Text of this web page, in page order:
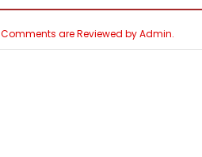
Comments are Reviewed by Admin.